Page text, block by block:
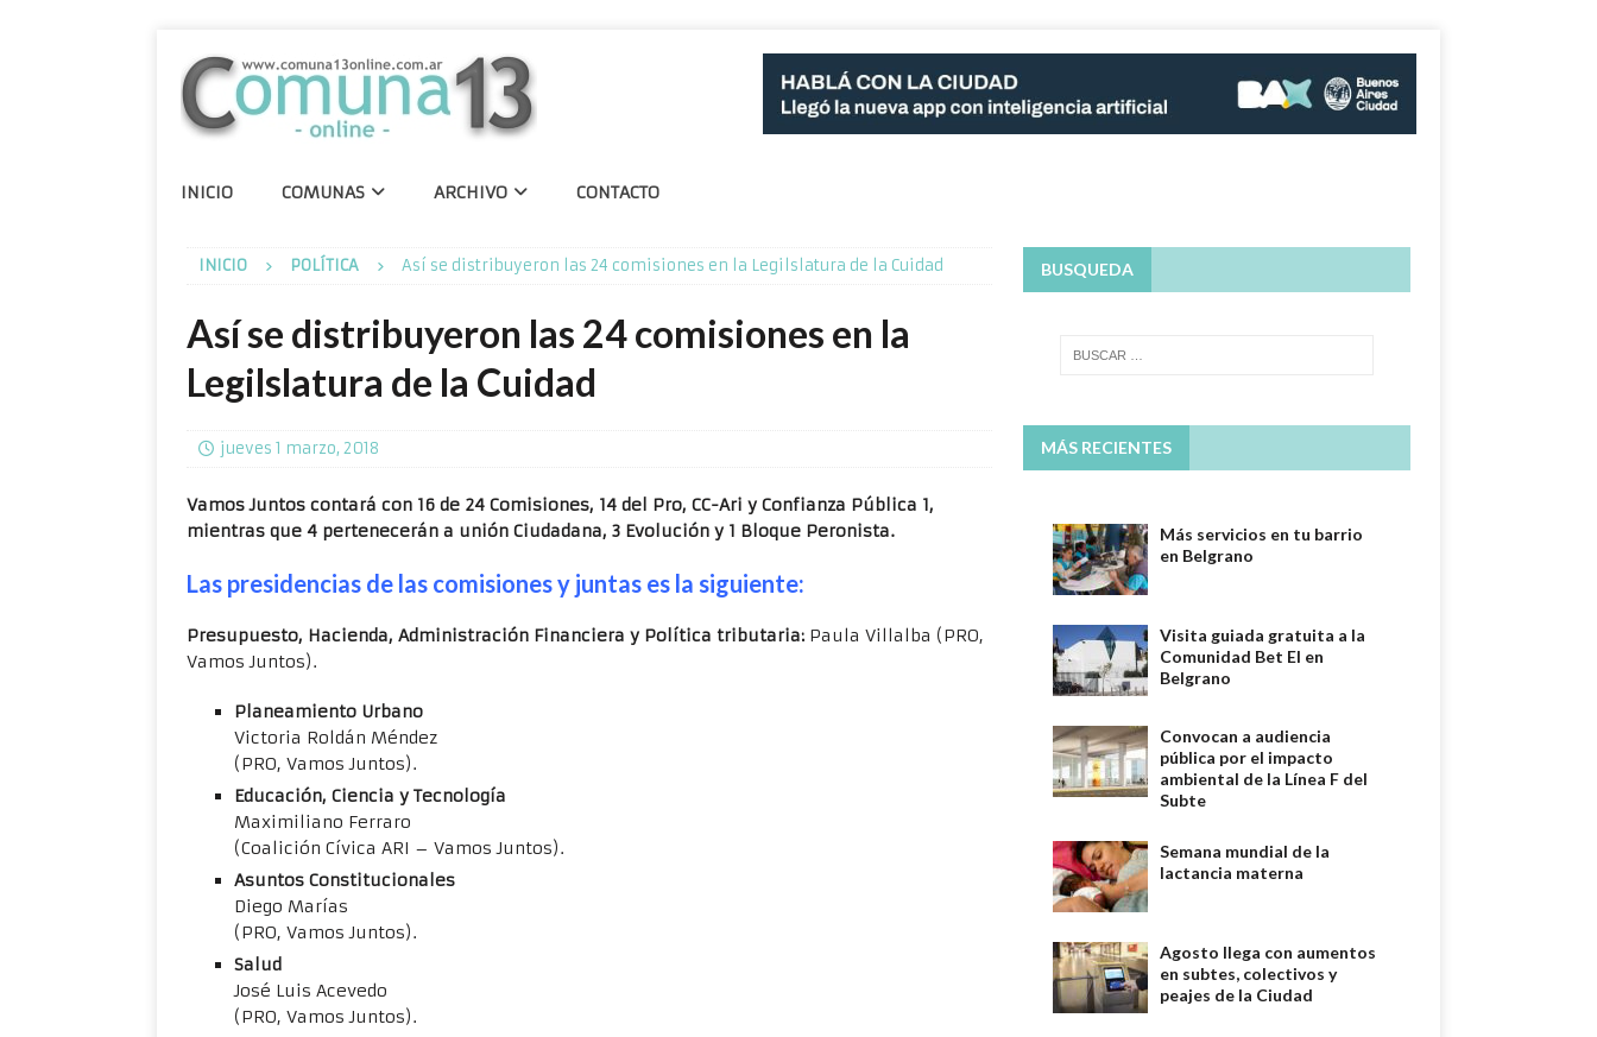
INICIO COMUNAS ARCHIVO CONTACTO
INICIO POLÍTICA Así se distribuyeron las 24 comisiones en la Legilslatura de la Cuidad
Así se distribuyeron las 24 comisiones en la
Legilslatura de la Cuidad
jueves 1 marzo, 2018
Vamos Juntos contará con 16 de 24 Comisiones, 14 del Pro, CC-Ari y Confianza Pública 1,
mientras que 4 pertenecerán a unión Ciudadana, 3 Evolución y 1 Bloque Peronista.
Las presidencias de las comisiones y juntas es la siguiente:
Presupuesto, Hacienda, Administración Financiera y Política tributaria: Paula Villalba (PRO,
Vamos Juntos).
Planeamiento Urbano
Victoria Roldán Méndez
(PRO, Vamos Juntos).
Educación, Ciencia y Tecnología
Maximiliano Ferraro
(Coalición Cívica ARI – Vamos Juntos).
Asuntos Constitucionales
Diego Marías
(PRO, Vamos Juntos).
Salud
José Luis Acevedo
(PRO, Vamos Juntos).
BUSQUEDA
MÁS RECIENTES
Más servicios en tu barrio
en Belgrano
Visita guiada gratuita a la
Comunidad Bet El en
Belgrano
Convocan a audiencia
pública por el impacto
ambiental de la Línea F del
Subte
Semana mundial de la
lactancia materna
Agosto llega con aumentos
en subtes, colectivos y
peajes de la Ciudad